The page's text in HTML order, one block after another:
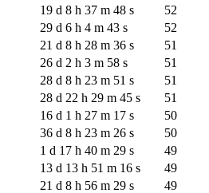
19 d 8 h 37 m 48 s
52
29 d 6 h 4 m 43 s
52
21 d 8 h 28 m 36 s
51
26 d 2 h 3 m 58 s
51
28 d 8 h 23 m 51 s
51
28 d 22 h 29 m 45 s
51
16 d 1 h 27 m 17 s
50
36 d 8 h 23 m 26 s
50
1 d 17 h 40 m 29 s
49
13 d 13 h 51 m 16 s
49
21 d 8 h 56 m 29 s
49